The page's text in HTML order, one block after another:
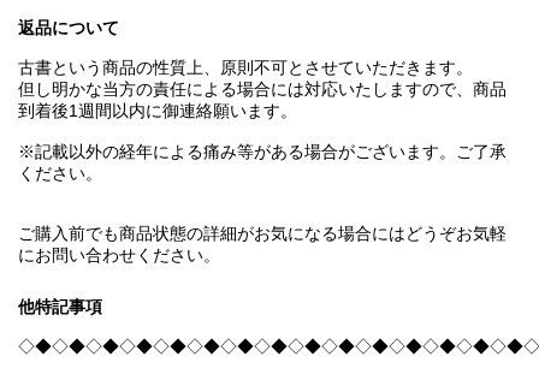
返品について
古書という商品の性質上、原則不可とさせていただきます。
但し明かな当方の責任による場合には対応いたしますので、商品
到着後1週間以内に御連絡願います。
※記載以外の経年による痛み等がある場合がございます。ご了承
ください。
ご購入前でも商品状態の詳細がお気になる場合にはどうぞお気軽
にお問い合わせください。
他特記事項